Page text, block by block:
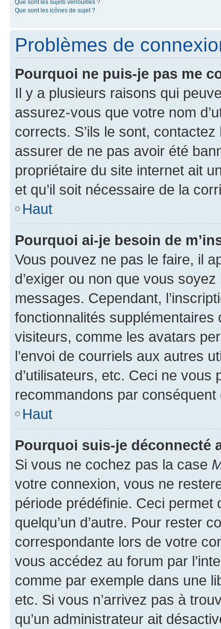
Que sont les sujets verrouillés ?
Que sont les icônes de sujet ?
Problèmes de
Pourquoi ne puis-je pas me
Il y a plusieurs raisons qui
assurez-vous que votre nom
corrects. S’ils le sont,
assurer de ne pas avoir été
propriétaire du site internet ait
et qu’il soit nécessaire de la
Haut
Pourquoi ai-je besoin de
Vous pouvez ne pas le faire, il
d’exiger ou non que vous
messages. Cependant,
fonctionnalités
visiteurs, comme les avatars
l’envoi de courriels aux autres
d’utilisateurs, etc. Ceci ne vous
recommandons par conséquent
Haut
Pourquoi suis-je déconnecté
Si vous ne cochez pas la case
votre connexion, vous ne
période prédéfinie. Ceci permet
quelqu’un d’autre. Pour rester
correspondante lors de votre
vous accédez au forum par
comme par exemple dans une
etc. Si vous n’arrivez pas à
qu’un administrateur ait